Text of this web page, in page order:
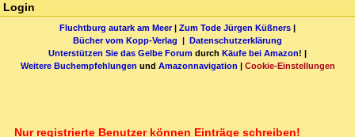
Login
Fluchtburg autark am Meer| Zum Tode Jürgen Küßners |
Bücher vom Kopp-Verlag | Datenschutzerklärung
Unterstützen Sie das Gelbe Forum durch Käufe bei Amazon! |
Weitere Buchempfehlungen und Amazonnavigation | Cookie-Einstellungen
Nur registrierte Benutzer können Einträge schreiben!